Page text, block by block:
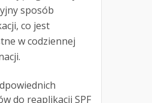
sposób
co jest
w codziennej
do reaplikacji SPF